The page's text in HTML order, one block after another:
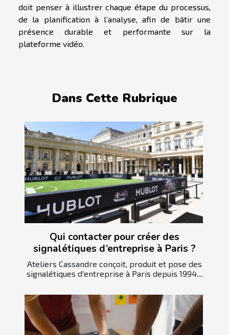
doit penser à illustrer chaque étape du processus,
de la planification à l’analyse, afin de bâtir une
présence durable et performante sur la
plateforme vidéo.
Dans Cette Rubrique
Qui contacter pour créer des
signalétiques d’entreprise à Paris ?
Ateliers Cassandre conçoit, produit et pose des
signalétiques d'entreprise à Paris depuis 1994....